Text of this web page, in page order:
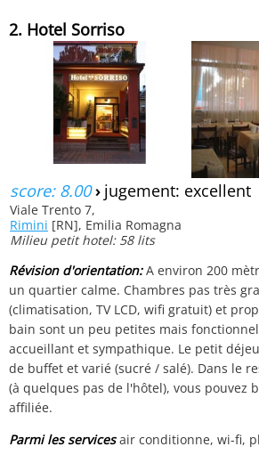
2. Hotel Sorriso
score: 8.00› jugement: excellent
Viale Trento 7,
Rimini [RN], Emilia Romagna
Milieu petit hotel: 58 lits
Révision d'orientation:A environ 200
un quartier calme. Chambres pas très
(climatisation, TV LCD, wifi gratuit) et
bain sont un peu petites mais
accueillant et sympathique. Le petit
de buffet et varié (sucré / salé). Dans le
(à quelques pas de l'hôtel), vous pouvez
affiliée.
Parmi les servicesair conditionne, wi-fi,